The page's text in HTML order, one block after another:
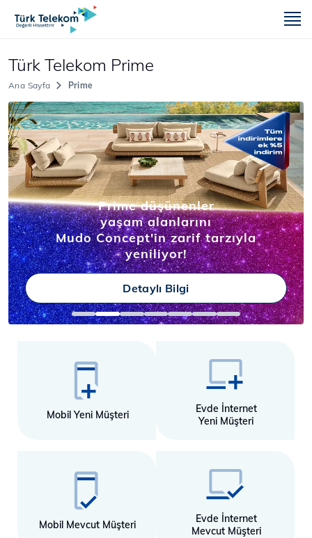
Türk Telekom Prime
Ana Sayfa Prime
Prime düşünenler
yaşam alanlarını
Mudo Concept'in zarif tarzıyla
yeniliyor!
Detaylı Bilgi
Mobil Yeni Müşteri
Evde İnternet
Yeni Müşteri
Mobil Mevcut Müşteri
Evde İnternet
Mevcut Müşteri